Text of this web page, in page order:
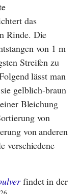
das
Rinde. Die
von 1 m
Streifen zu
lässt man
gelblich-braun
Bleichung
von
von anderen
verschiedene
findet in der